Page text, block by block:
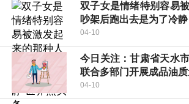
双子女是情绪特别容易
吵架后跑出去是为了冷
04-10
今日关注：甘肃省天水
联合多部门开展成品油
04-10